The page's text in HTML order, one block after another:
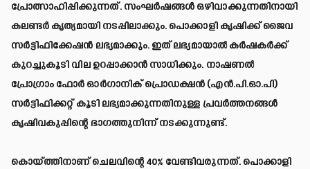
പ്രോത്സാഹിപ്പിക്കുന്നത്. സംഘർഷങ്ങൾ ഒഴിവാക്കുന്നതിനായി
കലണ്ടർ കൃത്യമായി നടപ്പിലാക്കും. പൊക്കാളി കൃഷിക്ക് ജൈവ
സർട്ടിഫിക്കേഷൻ ലഭ്യമാക്കും. ഇത് ലഭ്യമായാൽ കർഷകർക്ക്
കുറച്ചുകൂടി വില ഉറപ്പാക്കാൻ സാധിക്കും. നാഷണൽ
പ്രോഗ്രാം ഫോർ ഓർഗാനിക് പ്രൊഡക്ഷൻ (എൻ.പി.ഓ.പി)
സർട്ടിഫിക്കറ്റ് കൂടി ലഭ്യമാക്കുന്നതിനുള്ള പ്രവർത്തനങ്ങൾ
കൃഷിവകുപ്പിന്റെ ഭാഗത്തുനിന്ന് നടക്കുന്നുണ്ട്.
കൊയ്ത്തിനാണ് ചെലവിന്റെ 40% വേണ്ടിവരുന്നത്. പൊക്കാളി